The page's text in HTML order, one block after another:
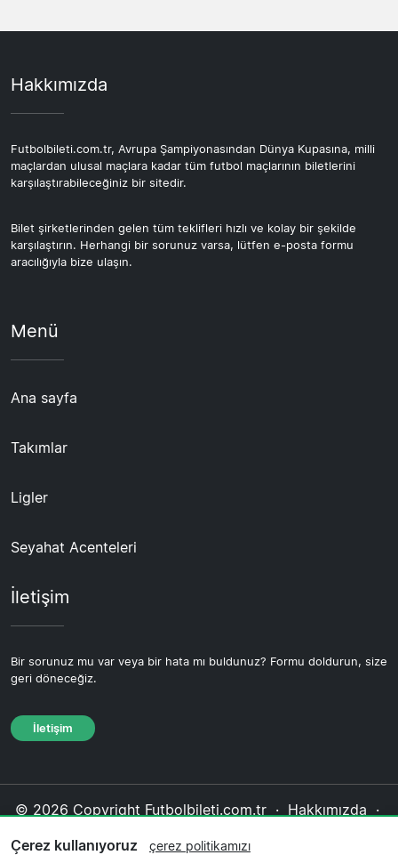
Hakkımızda
Futbolbileti.com.tr, Avrupa Şampiyonasından Dünya Kupasına, milli
maçlardan ulusal maçlara kadar tüm futbol maçlarının biletlerini
karşılaştırabileceğiniz bir sitedir.
Bilet şirketlerinden gelen tüm teklifleri hızlı ve kolay bir şekilde
karşılaştırın. Herhangi bir sorunuz varsa, lütfen e-posta formu
aracılığıyla bize ulaşın.
Menü
Ana sayfa
Takımlar
Ligler
Seyahat Acenteleri
İletişim
Bir sorunuz mu var veya bir hata mı buldunuz? Formu doldurun, size
geri döneceğiz.
İletişim
© 2026 Copyright Futbolbileti.com.tr · Hakkımızda ·
Çerez kullanıyoruz çerez politikamızı